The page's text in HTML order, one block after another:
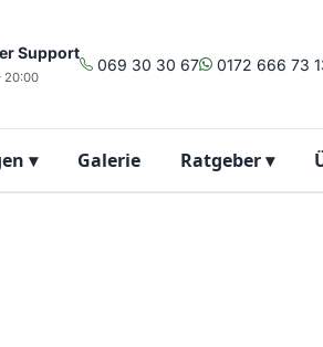
Support
20:00
069 30 30 67 0172 666 73
▾ Galerie Ratgeber▾